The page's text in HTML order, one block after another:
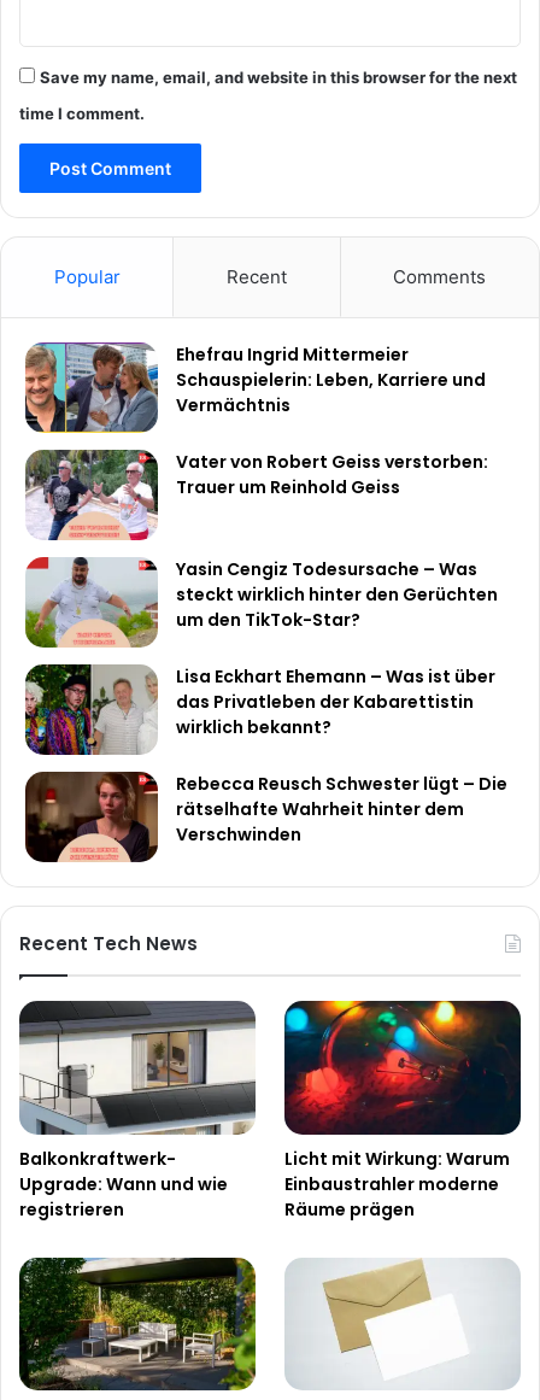
Save my name, email, and website in this browser for the next
time I comment.
Popular Recent Comments
Ehefrau Ingrid Mittermeier
Schauspielerin: Leben, Karriere und
Vermächtnis
Vater von Robert Geiss verstorben:
Trauer um Reinhold Geiss
Yasin Cengiz Todesursache – Was
steckt wirklich hinter den Gerüchten
um den TikTok-Star?
Lisa Eckhart Ehemann – Was ist über
das Privatleben der Kabarettistin
wirklich bekannt?
Rebecca Reusch Schwester lügt – Die
rätselhafte Wahrheit hinter dem
Verschwinden
Recent Tech News
Balkonkraftwerk-
Upgrade: Wann und wie
registrieren
Licht mit Wirkung: Warum
Einbaustrahler moderne
Räume prägen